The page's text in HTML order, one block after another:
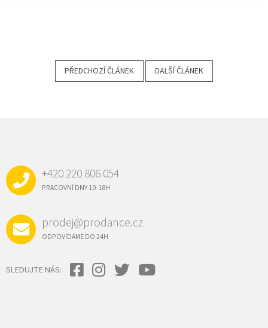
PŘEDCHOZÍ ČLÁNEK DALŠÍ ČLÁNEK
+420 220 806 054
PRACOVNÍ DNY 10-18H
prodej@prodance.cz
ODPOVÍDÁME DO 24H
SLEDUJTE NÁS: